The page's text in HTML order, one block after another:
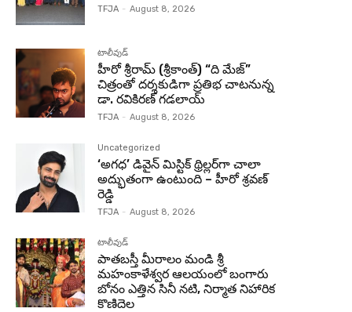
TFJA - August 8, 2026
టాలీవుడ్
హీరో శ్రీరామ్ (శ్రీకాంత్) “ది మేజ్”
చిత్రంతో దర్శకుడిగా ప్రతిభ చాటనున్న
డా. రవికిరణ్ గడలాయ్
TFJA - August 8, 2026
Uncategorized
‘అగధ’ డివైన్ మిస్టిక్ థ్రిల్లర్‌గా చాలా
అద్భుతంగా ఉంటుంది – హీరో శ్రవణ్
రెడ్డి
TFJA - August 8, 2026
టాలీవుడ్
పాతబస్తీ మీరాలం మండి శ్రీ
మహంకాళేశ్వర ఆలయంలో బంగారు
బోనం ఎత్తిన సినీ నటి, నిర్మాత నిహారిక
కొణిదెల